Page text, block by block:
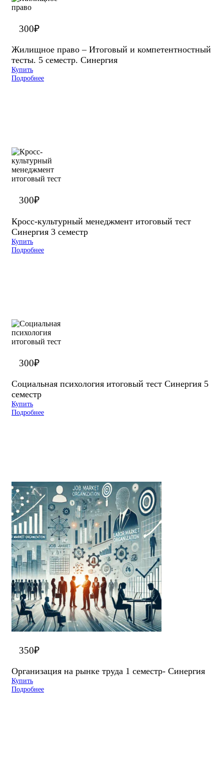
300₽
Жилищное право – Итоговый и компетентностный
тесты. 5 семестр. Синергия
Купить
Подробнее
300₽
Кросс-культурный менеджмент итоговый тест
Синергия 3 семестр
Купить
Подробнее
300₽
Социальная психология итоговый тест Синергия 5
семестр
Купить
Подробнее
350₽
Организация на рынке труда 1 семестр- Синергия
Купить
Подробнее